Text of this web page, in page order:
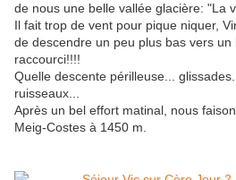
de nous une belle vallée glacière: "La
Il fait trop de vent pour pique niquer,
de descendre un peu plus bas vers
raccourci!!!!
Quelle descente périlleuse...
ruisseaux...
Après un bel effort matinal, nous
Meig-Costes à 1450 m.